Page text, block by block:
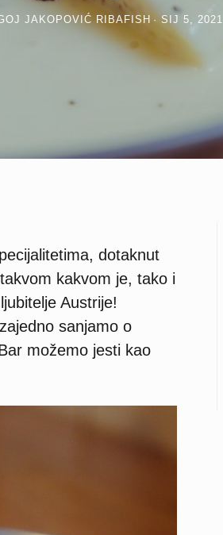
JAKOPOVIĆ RIBAFISH SIJ 5, 2021
dotaknut
kakvom je, tako i
Austrije!
sanjamo o
možemo jesti kao